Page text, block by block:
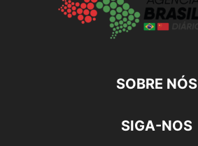
SOBRE NÓS
SIGA-NOS